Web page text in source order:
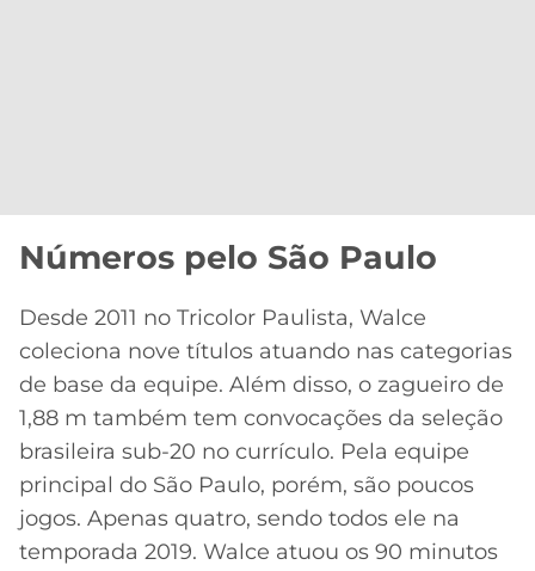
Números pelo São Paulo
Desde 2011 no Tricolor Paulista, Walce
coleciona nove títulos atuando nas categorias
de base da equipe. Além disso, o zagueiro de
1,88 m também tem convocações da seleção
brasileira sub-20 no currículo. Pela equipe
principal do São Paulo, porém, são poucos
jogos. Apenas quatro, sendo todos ele na
temporada 2019. Walce atuou os 90 minutos